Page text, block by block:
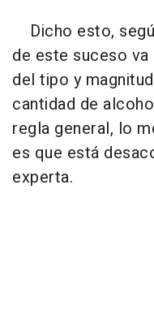
Dicho esto,
de este suceso
del tipo y
cantidad de
regla general, lo
es que está
experta.